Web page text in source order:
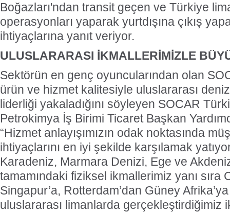
Boğazları'ndan transit geçen ve Türkiye
operasyonları yaparak yurtdışına çıkış
ihtiyaçlarına yanıt veriyor.
ULUSLARARASI İKMALLERİMİZLE
Sektörün en genç oyuncularından olan
ürün ve hizmet kalitesiyle uluslararası
liderliği yakaladığını söyleyen SOCAR
Petrokimya İş Birimi Ticaret Başkan
“Hizmet anlayışımızın odak noktasında
ihtiyaçlarını en iyi şekilde karşılamak
Karadeniz, Marmara Denizi, Ege ve
tamamındaki fiziksel ikmallerimiz yanı sıra
Singapur’a, Rotterdam’dan Güney
uluslararası limanlarda gerçekleştirdiğimiz